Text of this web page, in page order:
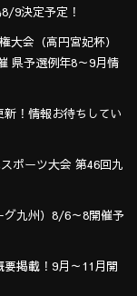
9決定予定！
大会（高円宮妃杯）
県予選例年8～9月情
新！情報お待ちしてい
ポーツ大会 第46回九
グ九州）8/6～8開催予
掲載！9月～11月開